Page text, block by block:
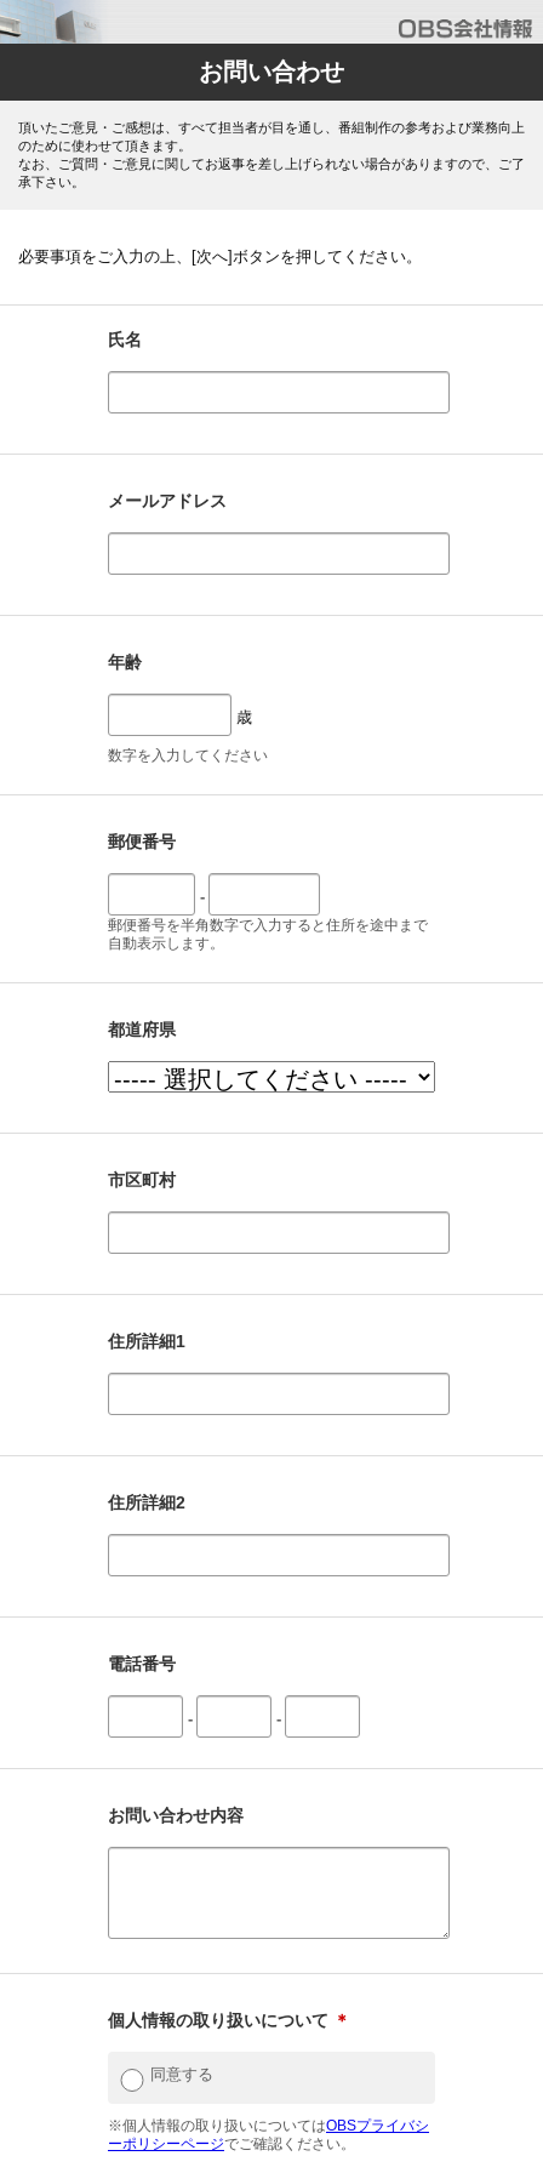
お問い合わせ
頂いたご意見・ご感想は、すべて担当者が目を通し、番組制作の参考および業務向上
のために使わせて頂きます。
なお、ご質問・ご意見に関してお返事を差し上げられない場合がありますので、ご了
承下さい。
必要事項をご入力の上、[次へ]ボタンを押してください。
氏名
メールアドレス
年齢
歳
数字を入力してください
郵便番号
-
郵便番号を半角数字で入力すると住所を途中まで
自動表示します。
都道府県
市区町村
住所詳細1
住所詳細2
電話番号
- -
お問い合わせ内容
個人情報の取り扱いについて ＊
同意する
※個人情報の取り扱いについてはOBSプライバシ
ーポリシーページでご確認ください。